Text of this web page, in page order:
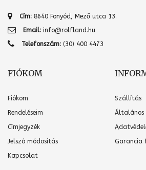
Cím: 8640 Fonyód, Mező utca 13.
Email: info@rolfland.hu
Telefonszám: (30) 400 4473
FIÓKOM
Fiókom
Rendeléseim
Címjegyzék
Jelszó módosítás
Kapcsolat
Szállítás
Általános
Garancia